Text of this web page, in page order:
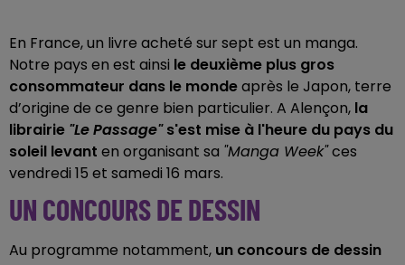
En France, un livre acheté sur sept est un manga.
Notre pays en est ainsi le deuxième plus gros
consommateur dans le mondeaprès le Japon, terre
d’origine de ce genre bien particulier. A Alençon, la
librairie "Le Passage"s'est mise à l'heure du pays du
soleil levant en organisant sa "Manga Week"ces
vendredi 15 et samedi 16 mars.
UN CONCOURS DE DESSIN
Au programme notamment, un concours de dessin